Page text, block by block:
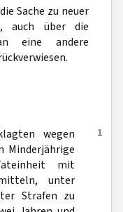
Sache zu neuer
auch über die
eine andere
1
wegen
Minderjährige
mit
unter
Strafen zu